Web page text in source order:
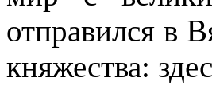
отправился в
княжества: